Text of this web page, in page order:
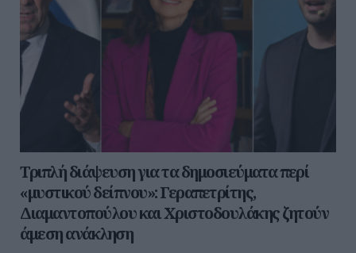
Τριπλή διάψευση για τα δημοσιεύματα περί
«μυστικού δείπνου»: Γεραπετρίτης,
Διαμαντοπούλου και Χριστοδουλάκης ζητούν
άμεση ανάκληση